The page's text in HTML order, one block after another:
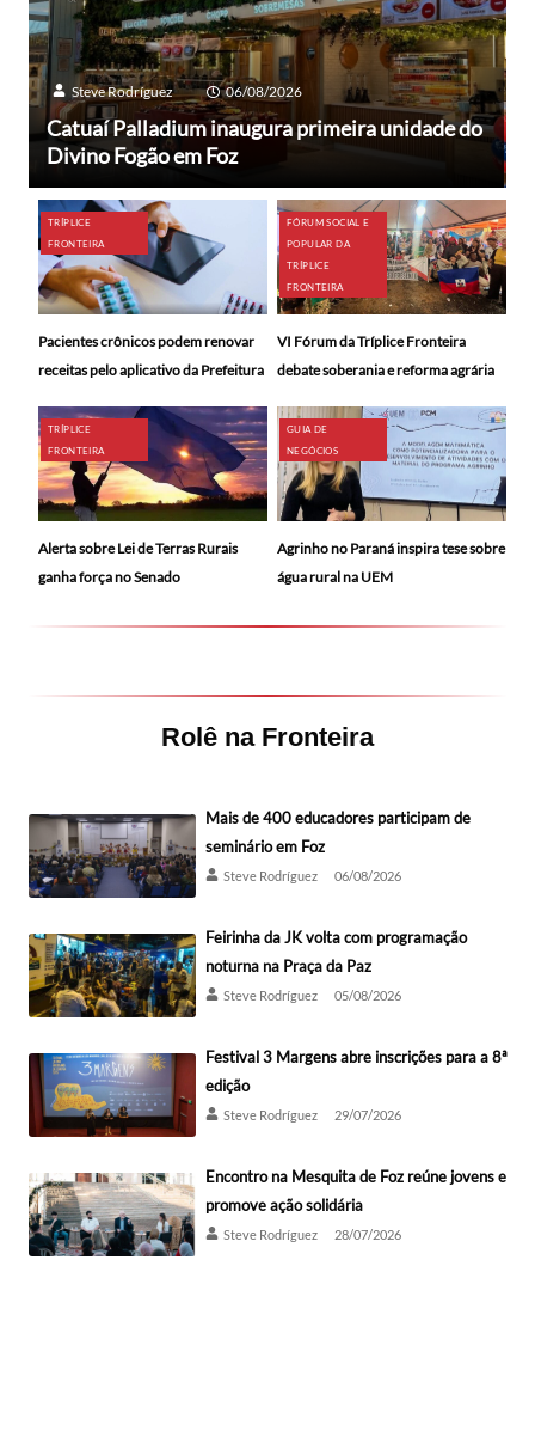
Steve Rodríguez 06/08/2026
Catuaí Palladium inaugura primeira unidade do
Divino Fogão em Foz
TRÍPLICE
FRONTEIRA
Pacientes crônicos podem renovar
receitas pelo aplicativo da Prefeitura
FÓRUM SOCIAL E
POPULAR DA
TRÍPLICE
FRONTEIRA
VI Fórum da Tríplice Fronteira
debate soberania e reforma agrária
TRÍPLICE
FRONTEIRA
Alerta sobre Lei de Terras Rurais
ganha força no Senado
GUIA DE
NEGÓCIOS
Agrinho no Paraná inspira tese sobre
água rural na UEM
Rolê na Fronteira
Mais de 400 educadores participam de
seminário em Foz
Steve Rodríguez 06/08/2026
Feirinha da JK volta com programação
noturna na Praça da Paz
Steve Rodríguez 05/08/2026
Festival 3 Margens abre inscrições para a 8ª
edição
Steve Rodríguez 29/07/2026
Encontro na Mesquita de Foz reúne jovens e
promove ação solidária
Steve Rodríguez 28/07/2026